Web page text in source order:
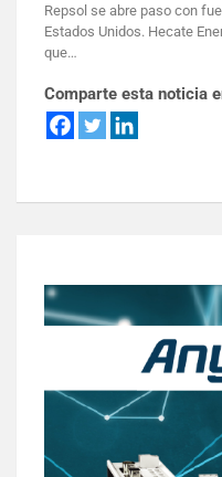
Repsol se abre paso con
Estados Unidos. Hecate
que…
Comparte esta noticia